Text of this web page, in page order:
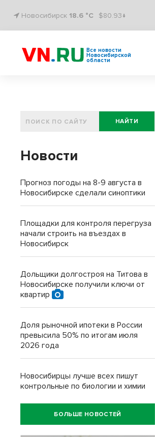
Новосибирск 18.6 °C $80.93↓
Все новости
Новосибирской
области
НАЙТИ
Новости
Прогноз погоды на 8-9 августа в
Новосибирске сделали синоптики
Площадки для контроля перегруза
начали строить на въездах в
Новосибирск
Дольщики долгостроя на Титова в
Новосибирске получили ключи от
квартир
Доля рыночной ипотеки в России
превысила 50% по итогам июля
2026 года
Новосибирцы лучше всех пишут
контрольные по биологии и химии
БОЛЬШЕ НОВОСТЕЙ